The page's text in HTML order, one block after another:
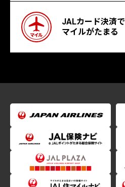
JALカード決済で
マイルがたまる